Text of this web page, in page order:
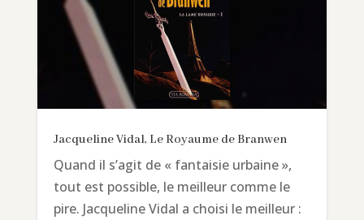
Jacqueline Vidal, Le Royaume de Branwen
Quand il s’agit de « fantaisie urbaine »,
tout est possible, le meilleur comme le
pire. Jacqueline Vidal a choisi le meilleur :